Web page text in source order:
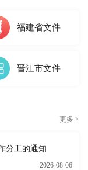
福建省文件
晋江市文件
更多 >
分工的通知
2026-08-06